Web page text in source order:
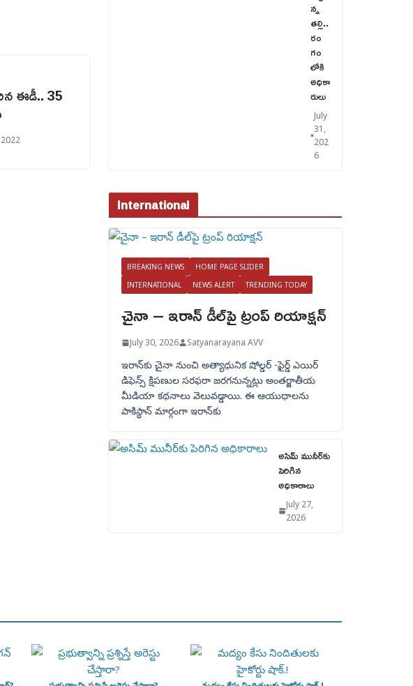
ఈడీ.. 35
న్న
తల్లి..
రం
గం
లోకి
అధికా
రులు
July
31,
202
6
International
BREAKING NEWS
HOME PAGE SLIDER
INTERNATIONAL
NEWS ALERT TRENDING TODAY
చైనా – ఇరాన్ డీల్‌పై ట్రంప్ రియాక్షన్
July 30, 2026 Satyanarayana AVV
ఇరాన్‌కు చైనా నుంచి అత్యాధునిక షోల్డర్‌ -ఫైర్డ్ ఎయిర్
డిఫెన్స్ క్షిపణుల సరఫరా జరగనున్నట్లు అంతర్జాతీయ
మీడియా కథనాలు వెలువడ్డాయి. ఈ ఆయుధాలను
పాకిస్థాన్‌ మార్గంగా ఇరాన్‌కు
అసిమ్ మునీర్‌కు
పెరిగిన
అధికారాలు
July 27,
2026